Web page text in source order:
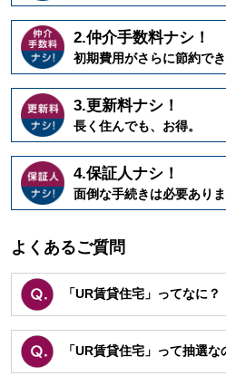
2.仲介手数料ナシ！
初期費用がさらに節約でき
3.更新料ナシ！
長く住んでも、お得。
4.保証人ナシ！
面倒な手続きは必要ありま
よくあるご質問
「UR賃貸住宅」ってなに？
「UR賃貸住宅」って抽選な